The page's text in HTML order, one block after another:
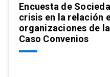
Encuesta de
crisis en la relación
organizaciones de
Caso Convenios